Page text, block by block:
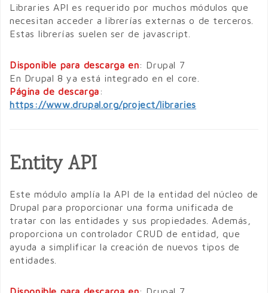
Libraries API es requerido por muchos módulos que
necesitan acceder a librerías externas o de terceros.
Estas librerías suelen ser de javascript.
Disponible para descarga en: Drupal 7
En Drupal 8 ya está integrado en el core.
Página de descarga:
https://www.drupal.org/project/libraries
Entity API
Este módulo amplía la API de la entidad del núcleo de
Drupal para proporcionar una forma unificada de
tratar con las entidades y sus propiedades. Además,
proporciona un controlador CRUD de entidad, que
ayuda a simplificar la creación de nuevos tipos de
entidades.